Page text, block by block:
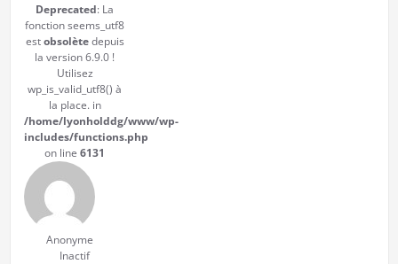
Deprecated: La
fonction seems_utf8
estobsolètedepuis
la version 6.9.0 !
Utilisez
wp_is_valid_utf8() à
la place. in
/home/lyonholddg/www/wp-
includes/functions.php
on line 6131
Anonyme
Inactif